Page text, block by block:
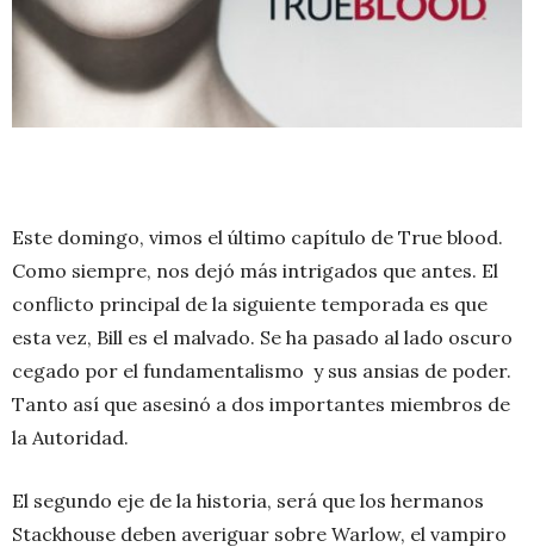
Este domingo, vimos el último capítulo de True blood.
Como siempre, nos dejó más intrigados que antes. El
conflicto principal de la siguiente temporada es que
esta vez, Bill es el malvado. Se ha pasado al lado oscuro
cegado por el fundamentalismo y sus ansias de poder.
Tanto así que asesinó a dos importantes miembros de
la Autoridad.
El segundo eje de la historia, será que los hermanos
Stackhouse deben averiguar sobre Warlow, el vampiro